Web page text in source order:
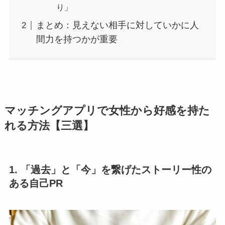
り」
まとめ：見えない相手に対していかに人
間力を持つかが重要
マッチングアプリで女性から好感を持た
れる方法【三選】
1. 「過去」と「今」を繋げたストーリー性の
ある自己PR